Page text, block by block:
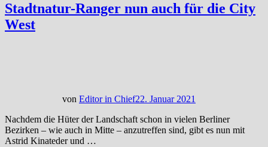
Stadtnatur-Ranger nun auch für die City
West
von Editor in Chief22. Januar 2021
Nachdem die Hüter der Landschaft schon in vielen Berliner
Bezirken – wie auch in Mitte – anzutreffen sind, gibt es nun mit
Astrid Kinateder und …